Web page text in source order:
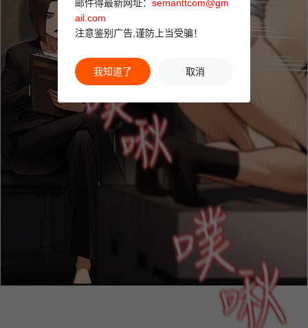
邮件得最新网址： semanttcom@gm
ail.com
注意鉴别广告,谨防上当受骗！
我知道了 取消